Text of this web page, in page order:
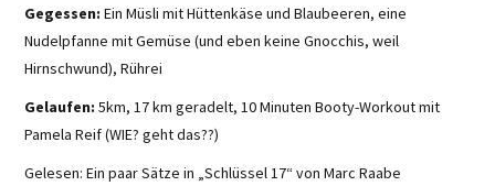
Gegessen: Ein Müsli mit Hüttenkäse und Blaubeeren, eine
Nudelpfanne mit Gemüse (und eben keine Gnocchis, weil
Hirnschwund), Rührei
Gelaufen: 5km, 17 km geradelt, 10 Minuten Booty-Workout mit
Pamela Reif (WIE? geht das??)
Gelesen: Ein paar Sätze in „Schlüssel 17“ von Marc Raabe